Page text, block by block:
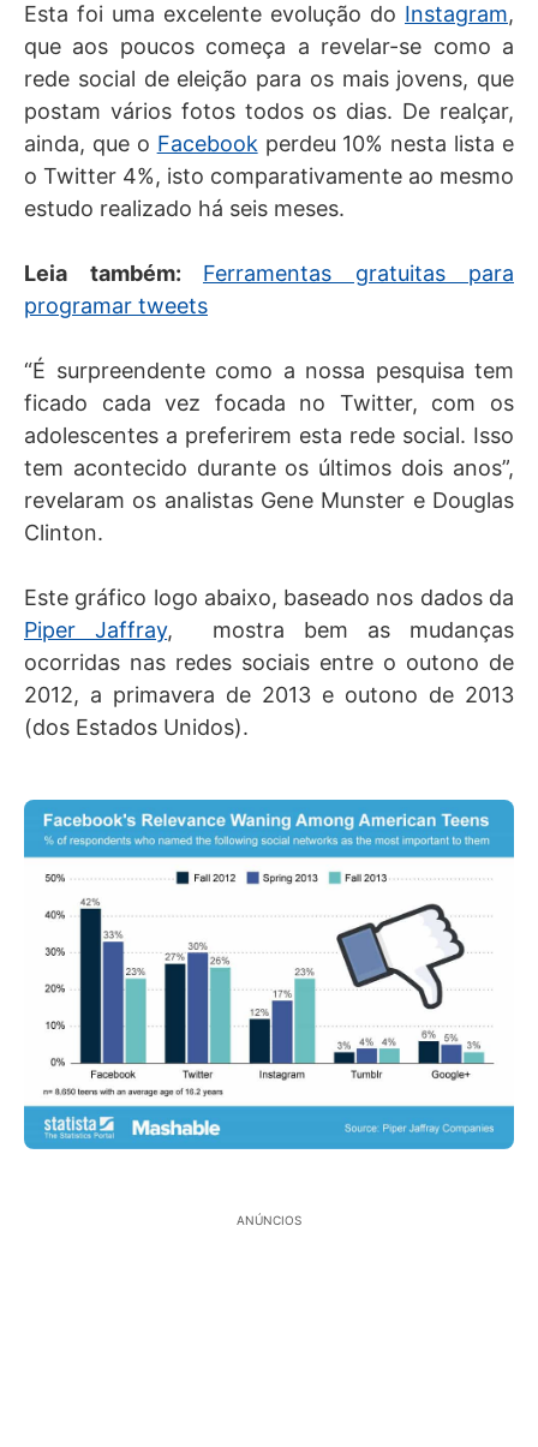
Esta foi uma excelente evolução do Instagram,
que aos poucos começa a revelar-se como a
rede social de eleição para os mais jovens, que
postam vários fotos todos os dias. De realçar,
ainda, que o Facebook perdeu 10% nesta lista e
o Twitter 4%, isto comparativamente ao mesmo
estudo realizado há seis meses.
Leia também: Ferramentas gratuitas para
programar tweets
“É surpreendente como a nossa pesquisa tem
ficado cada vez focada no Twitter, com os
adolescentes a preferirem esta rede social. Isso
tem acontecido durante os últimos dois anos”,
revelaram os analistas Gene Munster e Douglas
Clinton.
Este gráfico logo abaixo, baseado nos dados da
Piper Jaffray, mostra bem as mudanças
ocorridas nas redes sociais entre o outono de
2012, a primavera de 2013 e outono de 2013
(dos Estados Unidos).
ANÚNCIOS